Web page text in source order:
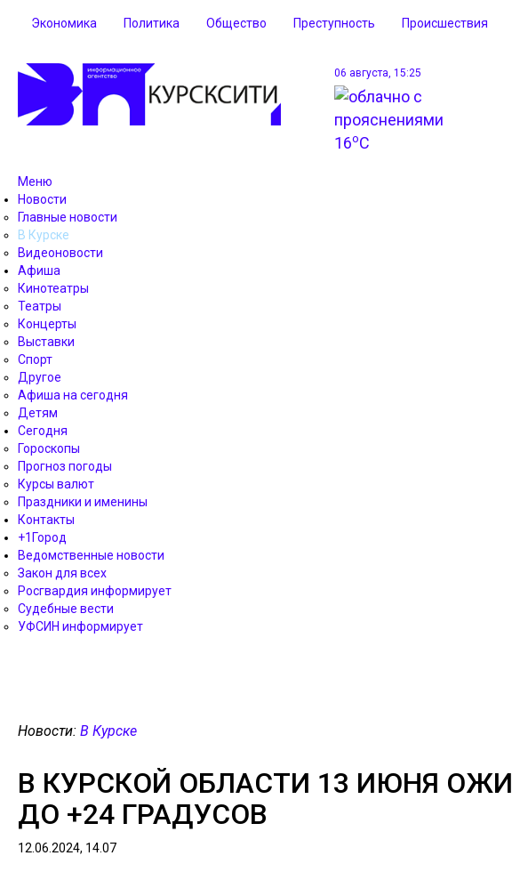
Экономика Политика Общество Преступность Происшествия
06 августа, 15:25
16oC
Меню
Новости
Главные новости
В Курске
Видеоновости
Афиша
Кинотеатры
Театры
Концерты
Выставки
Спорт
Другое
Афиша на сегодня
Детям
Сегодня
Гороскопы
Прогноз погоды
Курсы валют
Праздники и именины
Контакты
+1Город
Ведомственные новости
Закон для всех
Росгвардия информирует
Судебные вести
УФСИН информирует
Новости: В Курске
В КУРСКОЙ ОБЛАСТИ 13 ИЮНЯ
ДО +24 ГРАДУСОВ
12.06.2024, 14.07